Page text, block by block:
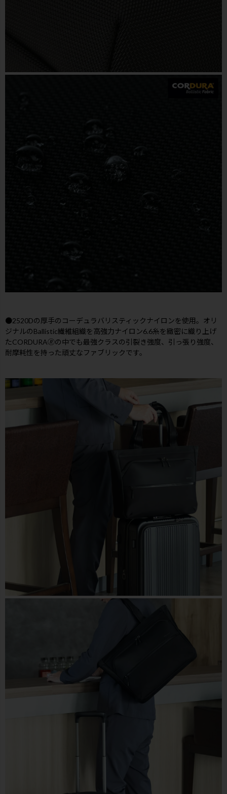
●2520Dの厚手のコーデュラバリスティックナイロンを使用。オリ
ジナルのBallistic繊維組織を高強力ナイロン6.6糸を緻密に織り上げ
たCORDURA🄬の中でも最強クラスの引裂き強度、引っ張り強度、
耐摩耗性を持った頑丈なファブリックです。